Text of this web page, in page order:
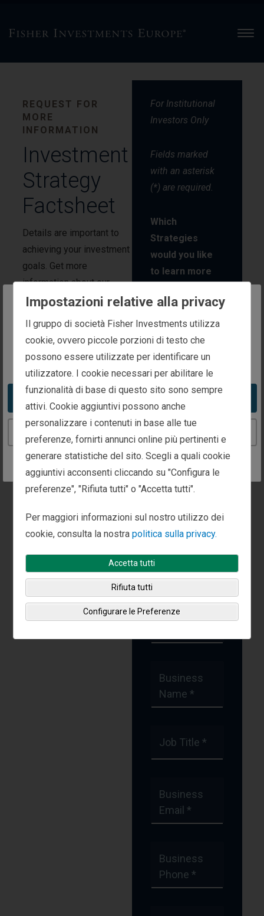
The website you are trying to reach is
intended for investors in Italy
You appear to be in the United States
Take me to the United States website
Continue to the Italy website
REQUEST FOR
MORE
INFORMATION
Investment
Strategy
Factsheet
Details are important to
achieving your investment
goals. Get more
information about our
available investment
know a little about
yourself and which
investment strategy you're
For Institutional
Investors Only
Fields marked
with an asterisk
(*) are required.
Which
Strategies
would you like
to learn more
General
Market
Outlook
Global
Equity
Strategies
Strategies
Emerging
Markets Equity
Global ex-
Strategies
First Name *
Business
Name *
Job Title *
Business
Email *
Business
Phone *
Impostazioni relative alla privacy
Il gruppo di società Fisher Investments utilizza
cookie, ovvero piccole porzioni di testo che
possono essere utilizzate per identificare un
utilizzatore. I cookie necessari per abilitare le
funzionalità di base di questo sito sono sempre
attivi. Cookie aggiuntivi possono anche
personalizzare i contenuti in base alle tue
preferenze, fornirti annunci online più pertinenti e
generare statistiche del sito. Scegli a quali cookie
aggiuntivi acconsenti cliccando su "Configura le
preferenze", "Rifiuta tutti" o "Accetta tutti".
Per maggiori informazioni sul nostro utilizzo dei
cookie, consulta la nostra politica sulla privacy.
Accetta tutti
Rifiuta tutti
Configurare le Preferenze